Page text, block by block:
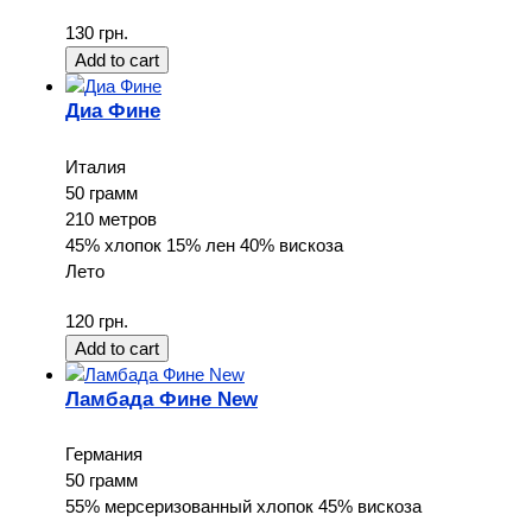
130 грн.
Диа Фине
Италия
50 грамм
210 метров
45% хлопок 15% лен 40% вискоза
Лето
120 грн.
Ламбада Фине New
Германия
50 грамм
55% мерсеризованный хлопок 45% вискоза